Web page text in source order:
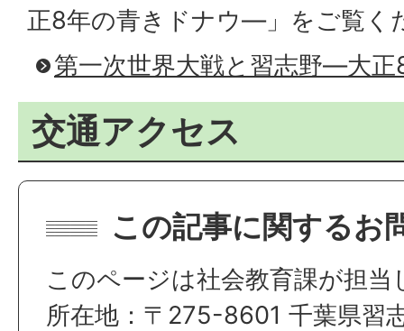
正8年の青きドナウ―」をご覧く
第一次世界大戦と習志野―大
交通アクセス
この記事に関するお
このページは社会教育課が担当
所在地：〒275-8601 千葉県習